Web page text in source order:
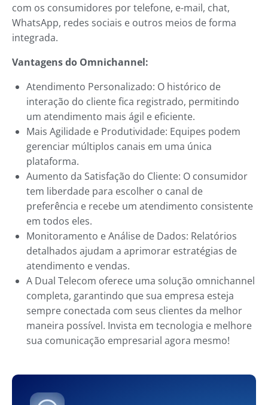
com os consumidores por telefone, e-mail, chat,
WhatsApp, redes sociais e outros meios de forma
integrada.
Vantagens do Omnichannel:
Atendimento Personalizado: O histórico de
interação do cliente fica registrado, permitindo
um atendimento mais ágil e eficiente.
Mais Agilidade e Produtividade: Equipes podem
gerenciar múltiplos canais em uma única
plataforma.
Aumento da Satisfação do Cliente: O consumidor
tem liberdade para escolher o canal de
preferência e recebe um atendimento consistente
em todos eles.
Monitoramento e Análise de Dados: Relatórios
detalhados ajudam a aprimorar estratégias de
atendimento e vendas.
A Dual Telecom oferece uma solução omnichannel
completa, garantindo que sua empresa esteja
sempre conectada com seus clientes da melhor
maneira possível. Invista em tecnologia e melhore
sua comunicação empresarial agora mesmo!